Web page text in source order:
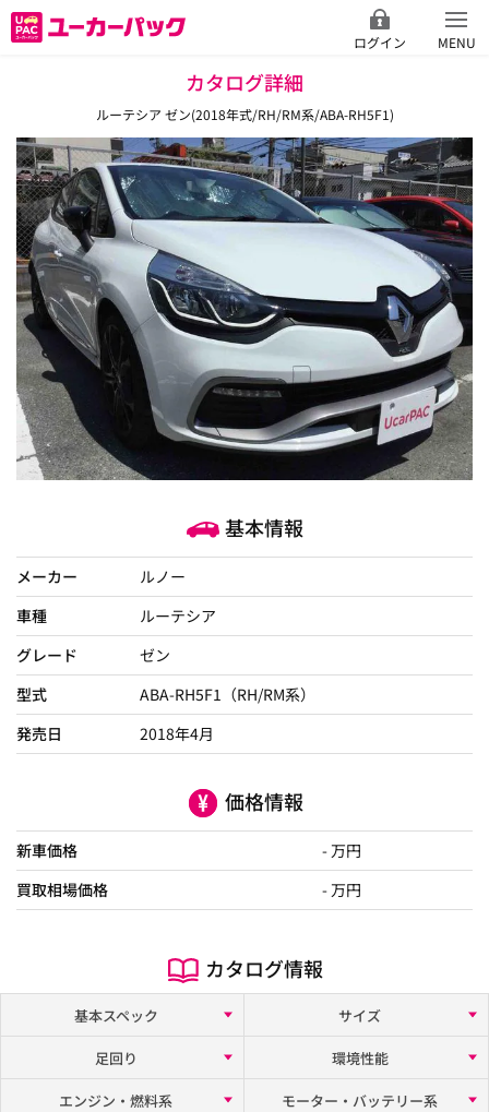
ログイン MENU
カタログ詳細
ルーテシア ゼン(2018年式/RH/RM系/ABA-RH5F1)
基本情報
メーカー
ルノー
車種
ルーテシア
グレード
ゼン
型式
ABA-RH5F1（RH/RM系）
発売日
2018年4月
価格情報
新車価格
- 万円
買取相場価格
- 万円
カタログ情報
基本スペック
サイズ
足回り
環境性能
エンジン・燃料系
モーター・バッテリー系